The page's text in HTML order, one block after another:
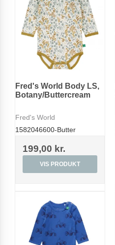
Fred's World Body LS,
Botany/Buttercream
Fred's World
1582046600-Butter
199,00 kr.
VIS PRODUKT